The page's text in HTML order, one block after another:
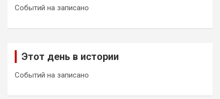
Событий на записано
Этот день в истории
Событий на записано